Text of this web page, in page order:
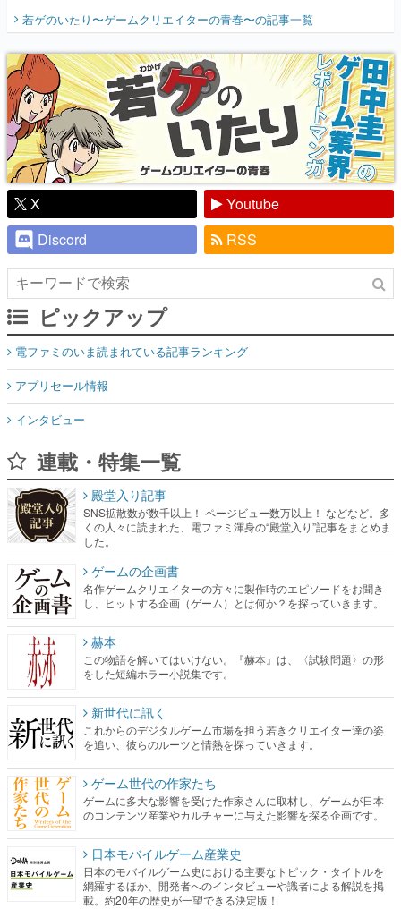
開く。業界の快男児・松山 洋に流れる血は
『少年ジャンプ』色だった【若ゲのいた
り】
若ゲのいたり〜ゲームクリエイターの青春〜の記事一覧
X
Youtube
Discord
RSS
ピックアップ
電ファミのいま読まれている記事ランキング
アプリセール情報
インタビュー
連載・特集一覧
殿堂入り記事
SNS拡散数が数千以上！ ページビュー数万以上！ などなど。多
くの人々に読まれた、電ファミ渾身の“殿堂入り”記事をまとめま
した。
ゲームの企画書
名作ゲームクリエイターの方々に製作時のエピソードをお聞き
し、ヒットする企画（ゲーム）とは何か？を探っていきます。
赫本
この物語を解いてはいけない。『赫本』は、〈試験問題〉の形
をした短編ホラー小説集です。
新世代に訊く
これからのデジタルゲーム市場を担う若きクリエイター達の姿
を追い、彼らのルーツと情熱を探っていきます。
ゲーム世代の作家たち
ゲームに多大な影響を受けた作家さんに取材し、ゲームが日本
のコンテンツ産業やカルチャーに与えた影響を探る企画です。
日本モバイルゲーム産業史
日本のモバイルゲーム史における主要なトピック・タイトルを
網羅するほか、開発者へのインタビューや識者による解説を掲
載。約20年の歴史が一望できる決定版！